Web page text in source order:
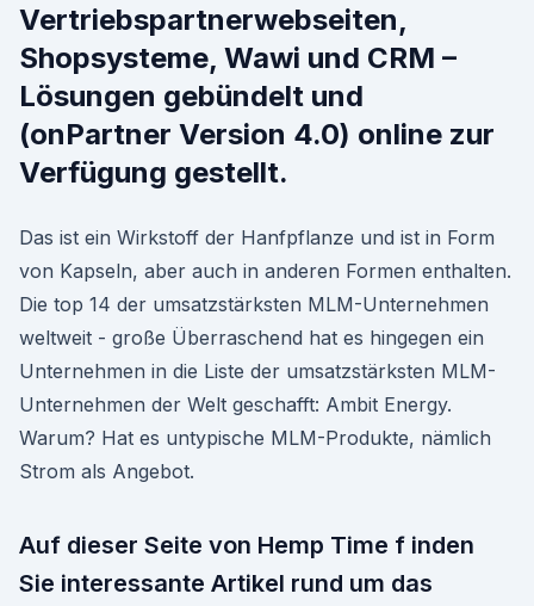
Vertriebspartnerwebseiten,
Shopsysteme, Wawi und CRM –
Lösungen gebündelt und
(onPartner Version 4.0) online zur
Verfügung gestellt.
Das ist ein Wirkstoff der Hanfpflanze und ist in Form
von Kapseln, aber auch in anderen Formen enthalten.
Die top 14 der umsatzstärksten MLM-Unternehmen
weltweit - große Überraschend hat es hingegen ein
Unternehmen in die Liste der umsatzstärksten MLM-
Unternehmen der Welt geschafft: Ambit Energy.
Warum? Hat es untypische MLM-Produkte, nämlich
Strom als Angebot.
Auf dieser Seite von Hemp Time f inden
Sie interessante Artikel rund um das